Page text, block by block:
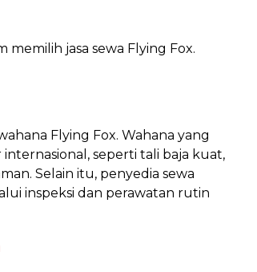
jasa sewa Flying Fox.
Flying Fox. Wahana yang
seperti tali baja kuat,
Selain itu, penyedia sewa
inspeksi dan perawatan rutin